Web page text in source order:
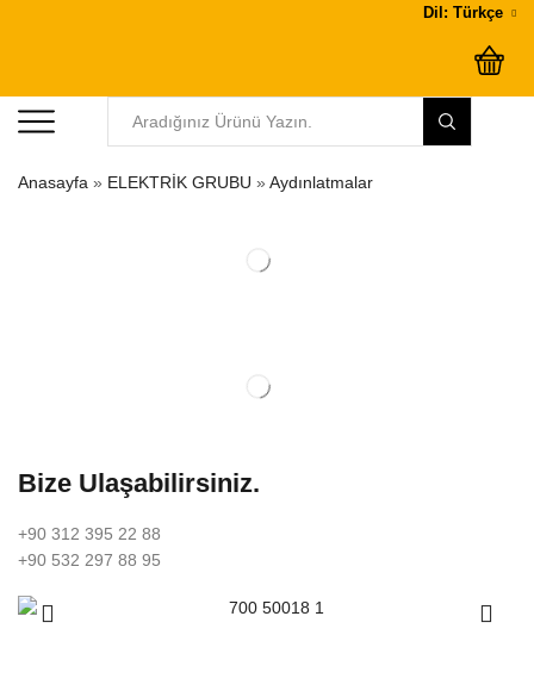
Dil: Türkçe
Anasayfa » ELEKTRİK GRUBU » Aydınlatmalar
Bize Ulaşabilirsiniz.
+90 312 395 22 88
+90 532 297 88 95